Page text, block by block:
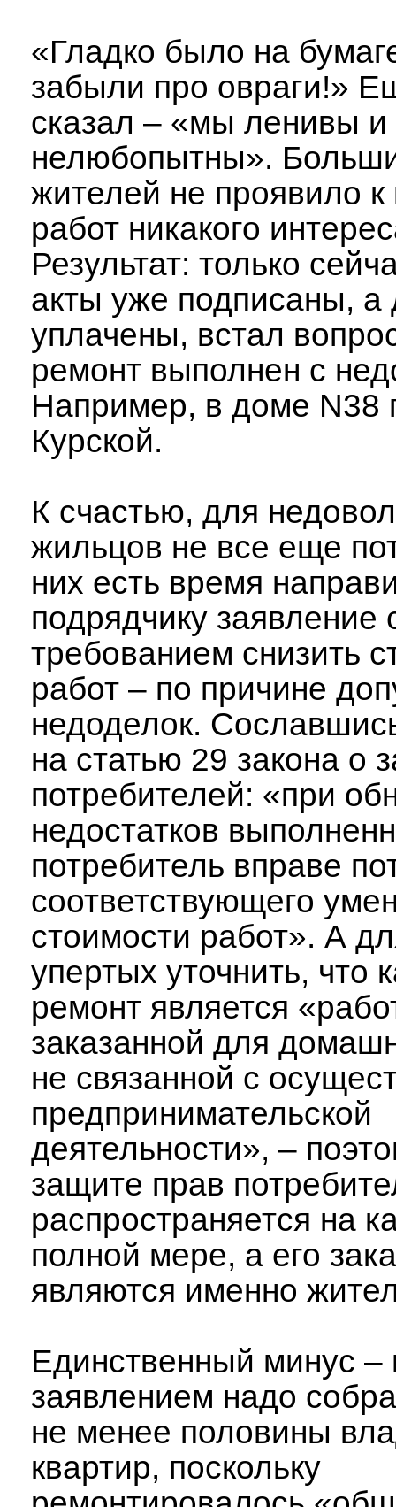
«Гладко было на
забыли про овраги!»
сказал – «мы ленивы и
нелюбопытны».
жителей не проявило к
работ никакого
Результат: только
акты уже подписаны, а
уплачены, встал
ремонт выполнен с
Например, в доме N38
Курской.
К счастью, для
жильцов не все еще
них есть время
подрядчику заявление
требованием снизить
работ – по причине
недоделок.
на статью 29 закона о
потребителей: «при
недостатков
потребитель вправе
соответствующего
стоимости работ». А
упертых уточнить, что
ремонт является
заказанной для
не связанной с
предпринимательской
деятельности», –
защите прав
распространяется на
полной мере, а его
являются именно
Единственный минус –
заявлением надо
не менее половины
квартир, поскольку